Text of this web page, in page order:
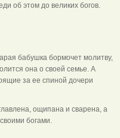
об этом до великих богов.
бабушка бормочет молитву,
она о своей семье. А
за ее спиной дочери
ощипана и сварена, а
богами.